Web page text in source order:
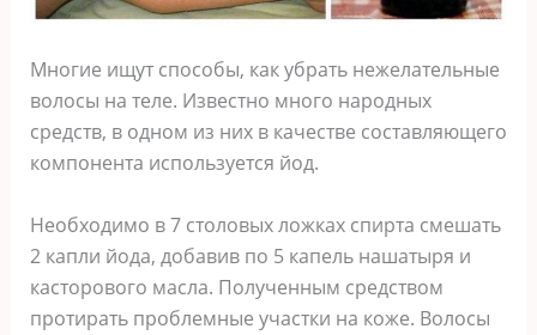
Многие ищут способы, как убрать нежелательные
волосы на теле. Известно много народных
средств, в одном из них в качестве составляющего
компонента используется йод.
Необходимо в 7 столовых ложках спирта смешать
2 капли йода, добавив по 5 капель нашатыря и
касторового масла. Полученным средством
протирать проблемные участки на коже. Волосы